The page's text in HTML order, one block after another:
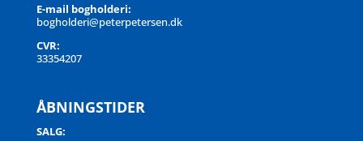
E-mail bogholderi:
bogholderi@peterpetersen.dk
CVR:
33354207
ÅBNINGSTIDER
SALG: